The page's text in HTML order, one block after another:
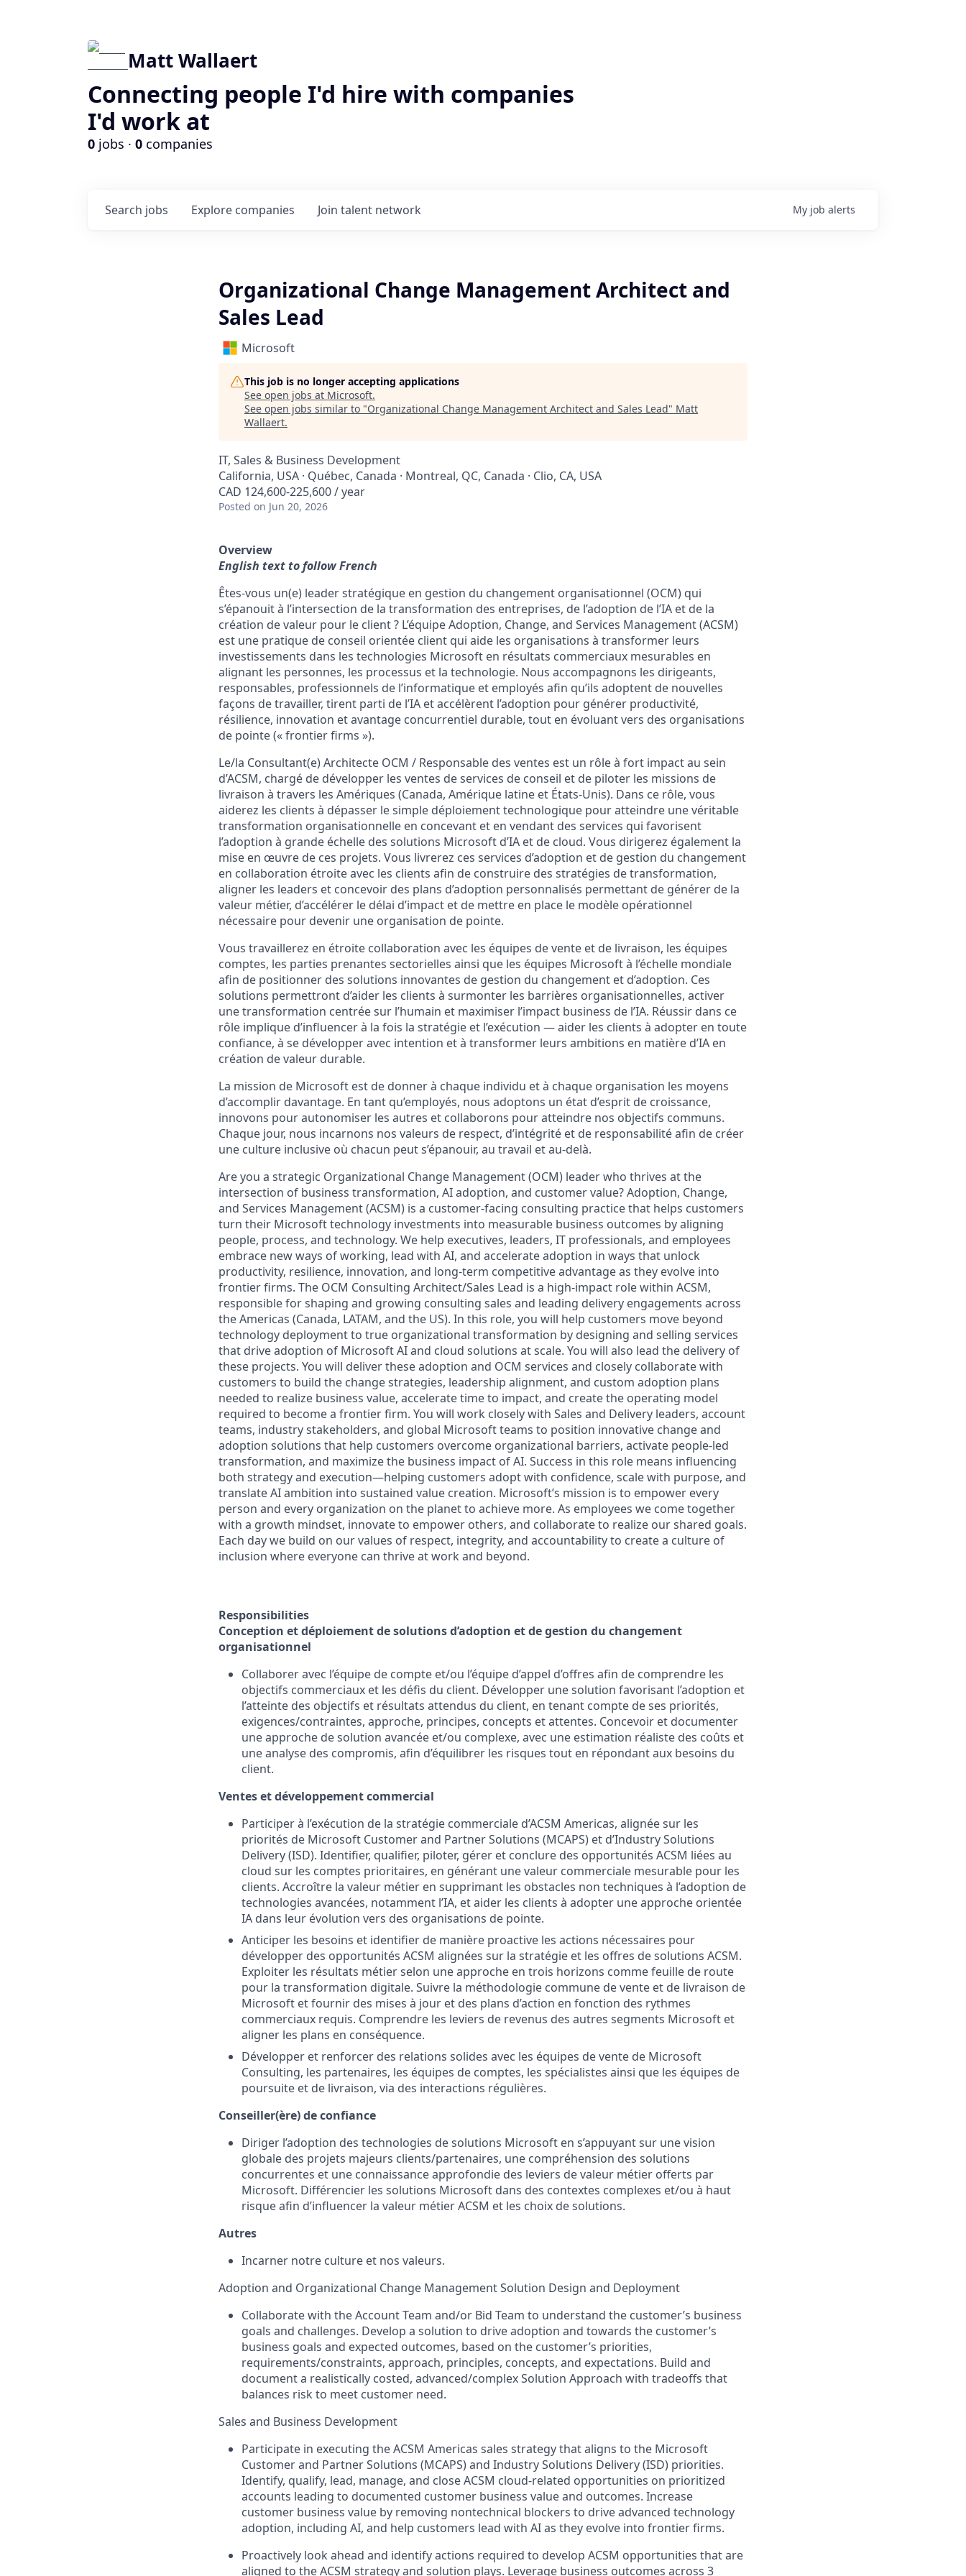
Matt Wallaert
Connecting people I'd hire with companies
I'd work at
0 jobs · 0 companies
Search jobs Explore companies Join talent network My job alerts
Organizational Change Management Architect and
Sales Lead
Microsoft
This job is no longer accepting applications
See open jobs at Microsoft.
See open jobs similar to "Organizational Change Management Architect and Sales Lead" Matt
Wallaert.
IT, Sales & Business Development
California, USA · Québec, Canada · Montreal, QC, Canada · Clio, CA, USA
CAD 124,600-225,600 / year
Posted on Jun 20, 2026
Overview
English text to follow French
Êtes-vous un(e) leader stratégique en gestion du changement organisationnel (OCM) qui
s’épanouit à l’intersection de la transformation des entreprises, de l’adoption de l’IA et de la
création de valeur pour le client ? L’équipe Adoption, Change, and Services Management (ACSM)
est une pratique de conseil orientée client qui aide les organisations à transformer leurs
investissements dans les technologies Microsoft en résultats commerciaux mesurables en
alignant les personnes, les processus et la technologie. Nous accompagnons les dirigeants,
responsables, professionnels de l’informatique et employés afin qu’ils adoptent de nouvelles
façons de travailler, tirent parti de l’IA et accélèrent l’adoption pour générer productivité,
résilience, innovation et avantage concurrentiel durable, tout en évoluant vers des organisations
de pointe (« frontier firms »).
Le/la Consultant(e) Architecte OCM / Responsable des ventes est un rôle à fort impact au sein
d’ACSM, chargé de développer les ventes de services de conseil et de piloter les missions de
livraison à travers les Amériques (Canada, Amérique latine et États-Unis). Dans ce rôle, vous
aiderez les clients à dépasser le simple déploiement technologique pour atteindre une véritable
transformation organisationnelle en concevant et en vendant des services qui favorisent
l’adoption à grande échelle des solutions Microsoft d’IA et de cloud. Vous dirigerez également la
mise en œuvre de ces projets. Vous livrerez ces services d’adoption et de gestion du changement
en collaboration étroite avec les clients afin de construire des stratégies de transformation,
aligner les leaders et concevoir des plans d’adoption personnalisés permettant de générer de la
valeur métier, d’accélérer le délai d’impact et de mettre en place le modèle opérationnel
nécessaire pour devenir une organisation de pointe.
Vous travaillerez en étroite collaboration avec les équipes de vente et de livraison, les équipes
comptes, les parties prenantes sectorielles ainsi que les équipes Microsoft à l’échelle mondiale
afin de positionner des solutions innovantes de gestion du changement et d’adoption. Ces
solutions permettront d’aider les clients à surmonter les barrières organisationnelles, activer
une transformation centrée sur l’humain et maximiser l’impact business de l’IA. Réussir dans ce
rôle implique d’influencer à la fois la stratégie et l’exécution — aider les clients à adopter en toute
confiance, à se développer avec intention et à transformer leurs ambitions en matière d’IA en
création de valeur durable.
La mission de Microsoft est de donner à chaque individu et à chaque organisation les moyens
d’accomplir davantage. En tant qu’employés, nous adoptons un état d’esprit de croissance,
innovons pour autonomiser les autres et collaborons pour atteindre nos objectifs communs.
Chaque jour, nous incarnons nos valeurs de respect, d’intégrité et de responsabilité afin de créer
une culture inclusive où chacun peut s’épanouir, au travail et au-delà.
Are you a strategic Organizational Change Management (OCM) leader who thrives at the
intersection of business transformation, AI adoption, and customer value? Adoption, Change,
and Services Management (ACSM) is a customer-facing consulting practice that helps customers
turn their Microsoft technology investments into measurable business outcomes by aligning
people, process, and technology. We help executives, leaders, IT professionals, and employees
embrace new ways of working, lead with AI, and accelerate adoption in ways that unlock
productivity, resilience, innovation, and long-term competitive advantage as they evolve into
frontier firms. The OCM Consulting Architect/Sales Lead is a high-impact role within ACSM,
responsible for shaping and growing consulting sales and leading delivery engagements across
the Americas (Canada, LATAM, and the US). In this role, you will help customers move beyond
technology deployment to true organizational transformation by designing and selling services
that drive adoption of Microsoft AI and cloud solutions at scale. You will also lead the delivery of
these projects. You will deliver these adoption and OCM services and closely collaborate with
customers to build the change strategies, leadership alignment, and custom adoption plans
needed to realize business value, accelerate time to impact, and create the operating model
required to become a frontier firm. You will work closely with Sales and Delivery leaders, account
teams, industry stakeholders, and global Microsoft teams to position innovative change and
adoption solutions that help customers overcome organizational barriers, activate people-led
transformation, and maximize the business impact of AI. Success in this role means influencing
both strategy and execution—helping customers adopt with confidence, scale with purpose, and
translate AI ambition into sustained value creation. Microsoft’s mission is to empower every
person and every organization on the planet to achieve more. As employees we come together
with a growth mindset, innovate to empower others, and collaborate to realize our shared goals.
Each day we build on our values of respect, integrity, and accountability to create a culture of
inclusion where everyone can thrive at work and beyond.
Responsibilities
Conception et déploiement de solutions d’adoption et de gestion du changement
organisationnel
Collaborer avec l’équipe de compte et/ou l’équipe d’appel d’offres afin de comprendre les
objectifs commerciaux et les défis du client. Développer une solution favorisant l’adoption et
l’atteinte des objectifs et résultats attendus du client, en tenant compte de ses priorités,
exigences/contraintes, approche, principes, concepts et attentes. Concevoir et documenter
une approche de solution avancée et/ou complexe, avec une estimation réaliste des coûts et
une analyse des compromis, afin d’équilibrer les risques tout en répondant aux besoins du
client.
Ventes et développement commercial
Participer à l’exécution de la stratégie commerciale d’ACSM Americas, alignée sur les
priorités de Microsoft Customer and Partner Solutions (MCAPS) et d’Industry Solutions
Delivery (ISD). Identifier, qualifier, piloter, gérer et conclure des opportunités ACSM liées au
cloud sur les comptes prioritaires, en générant une valeur commerciale mesurable pour les
clients. Accroître la valeur métier en supprimant les obstacles non techniques à l’adoption de
technologies avancées, notamment l’IA, et aider les clients à adopter une approche orientée
IA dans leur évolution vers des organisations de pointe.
Anticiper les besoins et identifier de manière proactive les actions nécessaires pour
développer des opportunités ACSM alignées sur la stratégie et les offres de solutions ACSM.
Exploiter les résultats métier selon une approche en trois horizons comme feuille de route
pour la transformation digitale. Suivre la méthodologie commune de vente et de livraison de
Microsoft et fournir des mises à jour et des plans d’action en fonction des rythmes
commerciaux requis. Comprendre les leviers de revenus des autres segments Microsoft et
aligner les plans en conséquence.
Développer et renforcer des relations solides avec les équipes de vente de Microsoft
Consulting, les partenaires, les équipes de comptes, les spécialistes ainsi que les équipes de
poursuite et de livraison, via des interactions régulières.
Conseiller(ère) de confiance
Diriger l’adoption des technologies de solutions Microsoft en s’appuyant sur une vision
globale des projets majeurs clients/partenaires, une compréhension des solutions
concurrentes et une connaissance approfondie des leviers de valeur métier offerts par
Microsoft. Différencier les solutions Microsoft dans des contextes complexes et/ou à haut
risque afin d’influencer la valeur métier ACSM et les choix de solutions.
Autres
Incarner notre culture et nos valeurs.
Adoption and Organizational Change Management Solution Design and Deployment
Collaborate with the Account Team and/or Bid Team to understand the customer’s business
goals and challenges. Develop a solution to drive adoption and towards the customer’s
business goals and expected outcomes, based on the customer’s priorities,
requirements/constraints, approach, principles, concepts, and expectations. Build and
document a realistically costed, advanced/complex Solution Approach with tradeoffs that
balances risk to meet customer need.
Sales and Business Development
Participate in executing the ACSM Americas sales strategy that aligns to the Microsoft
Customer and Partner Solutions (MCAPS) and Industry Solutions Delivery (ISD) priorities.
Identify, qualify, lead, manage, and close ACSM cloud-related opportunities on prioritized
accounts leading to documented customer business value and outcomes. Increase
customer business value by removing nontechnical blockers to drive advanced technology
adoption, including AI, and help customers lead with AI as they evolve into frontier firms.
Proactively look ahead and identify actions required to develop ACSM opportunities that are
aligned to the ACSM strategy and solution plays. Leverage business outcomes across 3